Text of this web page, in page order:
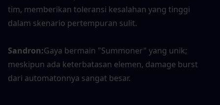
tim, memberikan toleransi kesalahan yang tinggi
dalam skenario pertempuran sulit.
Sandron:Gaya bermain "Summoner" yang unik;
meskipun ada keterbatasan elemen, damage burst
dari automatonnya sangat besar.